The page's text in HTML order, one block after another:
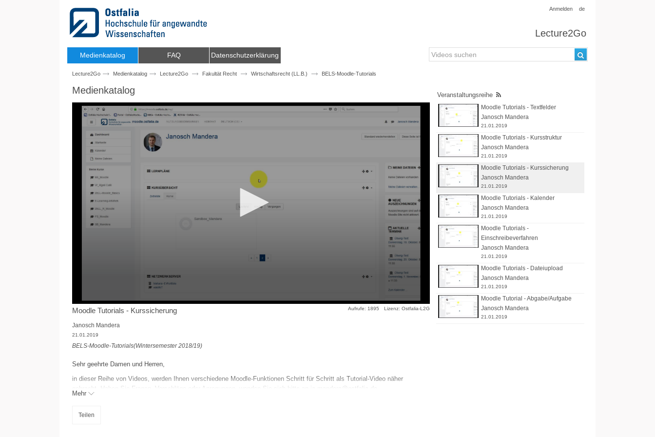
Anmelden de
Lecture2Go
Medienkatalog FAQ Datenschutzerklärung
Lecture2Go Medienkatalog Lecture2Go Fakultät Recht Wirtschaftsrecht (LL.B.) BELS-Moodle-Tutorials
Medienkatalog
Lizenz: Ostfalia-L2G
Aufrufe: 1895
Moodle Tutorials - Kurssicherung
Janosch Mandera
21.01.2019
BELS-Moodle-Tutorials(Wintersemester 2018/19)
Sehr geehrte Damen und Herren,
in dieser Reihe von Videos, werden Ihnen verschiedene Moodle-Funktionen Schritt für Schritt als Tutorial-Video näher
gebracht. Haben Sie Fragen, Vorschläge oder Anregungen, wenden Sie sich bitte an ja.mandera@ostfalia.de
Janosch Mandera
Mehr
Teilen
Veranstaltungsreihe
Moodle Tutorials - Textfelder
Janosch Mandera
21.01.2019
Moodle Tutorials - Kursstruktur
Janosch Mandera
21.01.2019
Moodle Tutorials - Kurssicherung
Janosch Mandera
21.01.2019
Moodle Tutorials - Kalender
Janosch Mandera
21.01.2019
Moodle Tutorials -
Einschreibeverfahren
Janosch Mandera
21.01.2019
Moodle Tutorials - Dateiupload
Janosch Mandera
21.01.2019
Moodle Tutorial - Abgabe/Aufgabe
Janosch Mandera
21.01.2019